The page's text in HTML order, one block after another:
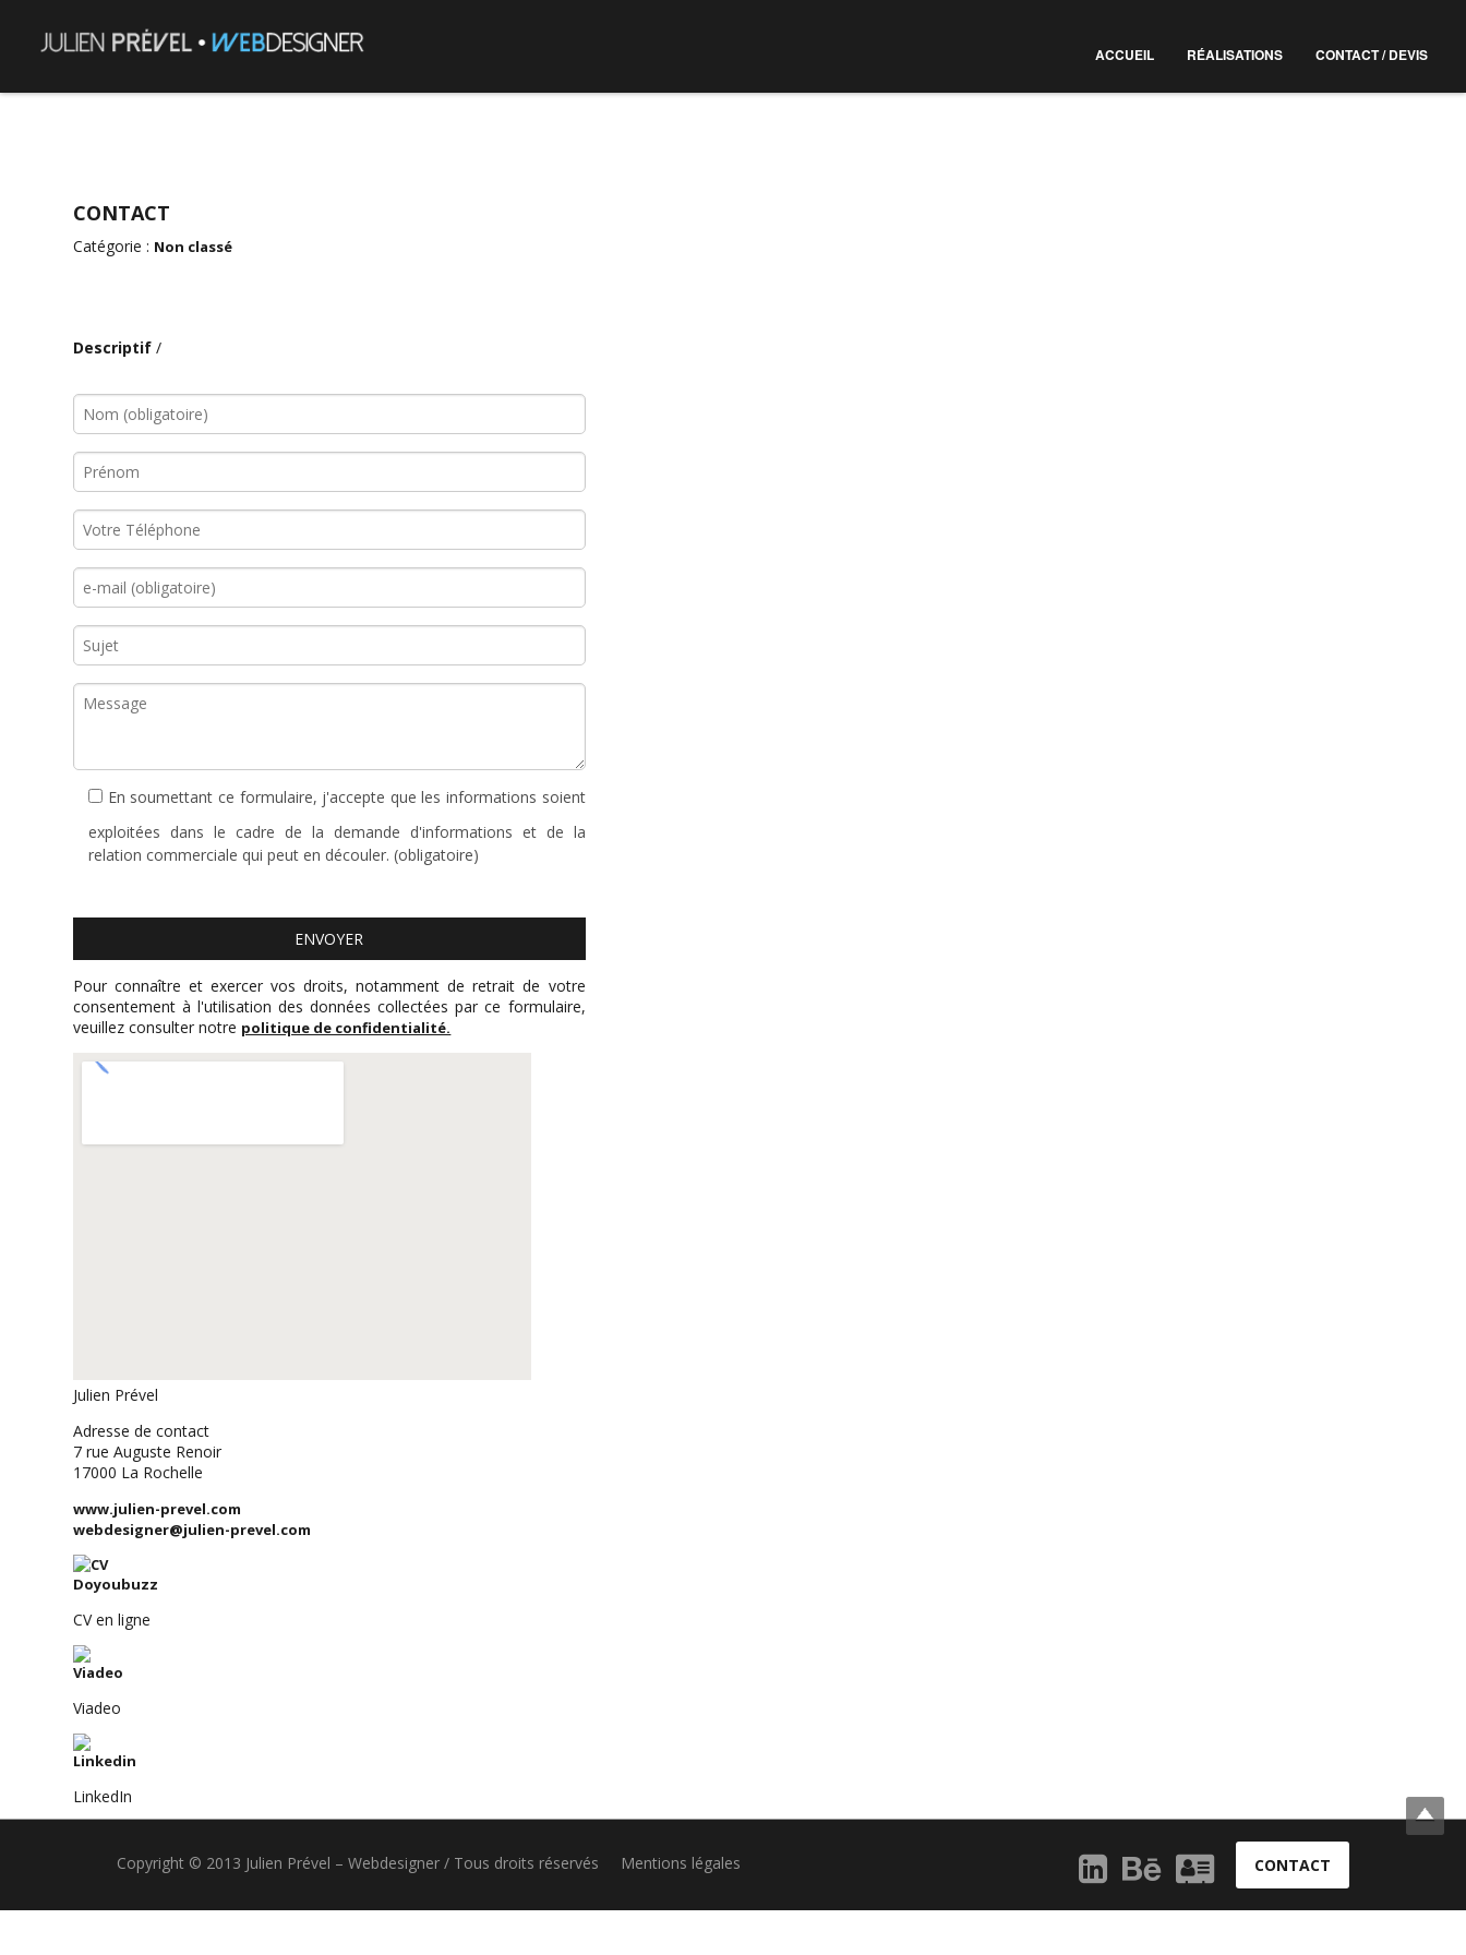
ACCUEIL RÉALISATIONS CONTACT / DEVIS
CONTACT
Catégorie : Non classé
Descriptif/
En soumettant ce formulaire, j'accepte que les informations soient
exploitées dans le cadre de la demande d'informations et de la
relation commerciale qui peut en découler. (obligatoire)
Pour connaître et exercer vos droits, notamment de retrait de votre
consentement à l'utilisation des données collectées par ce formulaire,
veuillez consulter notre politique de confidentialité.
Julien Prével
Adresse de contact
7 rue Auguste Renoir
17000 La Rochelle
www.julien-prevel.com
webdesigner@julien-prevel.com
CV en ligne
Viadeo
LinkedIn
Copyright © 2013 Julien Prével – Webdesigner / Tous droits réservés Mentions légales CONTACT